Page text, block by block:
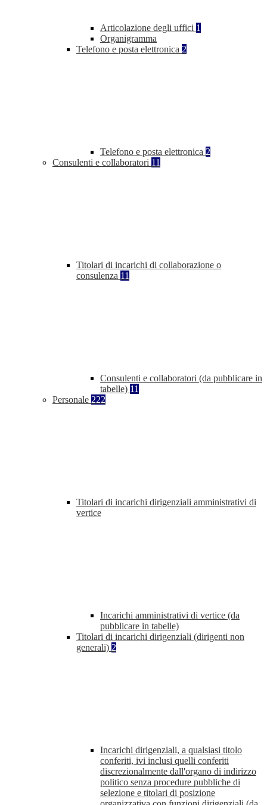
Articolazione degli uffici 1
Organigramma
Telefono e posta elettronica 2
Telefono e posta elettronica 2
Consulenti e collaboratori 11
Titolari di incarichi di collaborazione o
consulenza 11
Consulenti e collaboratori (da pubblicare in
tabelle) 11
Personale 222
Titolari di incarichi dirigenziali amministrativi di
vertice
Incarichi amministrativi di vertice (da
pubblicare in tabelle)
Titolari di incarichi dirigenziali (dirigenti non
generali) 2
Incarichi dirigenziali, a qualsiasi titolo
conferiti, ivi inclusi quelli conferiti
discrezionalmente dall'organo di indirizzo
politico senza procedure pubbliche di
selezione e titolari di posizione